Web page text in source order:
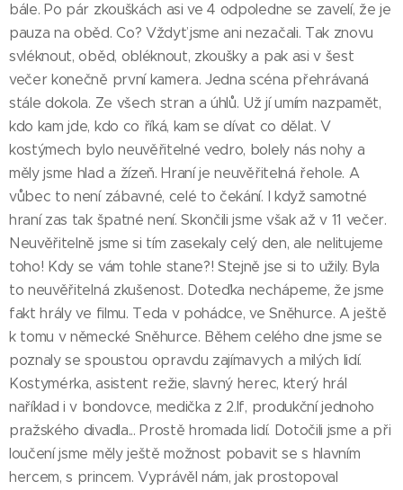
bále. Po pár zkouškách asi ve 4 odpoledne se zavelí, že je
pauza na oběd. Co? Vždyť jsme ani nezačali. Tak znovu
svléknout, oběd, obléknout, zkoušky a pak asi v šest
večer konečně první kamera. Jedna scéna přehrávaná
stále dokola. Ze všech stran a úhlů. Už jí umím nazpamět,
kdo kam jde, kdo co říká, kam se dívat co dělat. V
kostýmech bylo neuvěřitelné vedro, bolely nás nohy a
měly jsme hlad a žízeň. Hraní je neuvěřitelná řehole. A
vůbec to není zábavné, celé to čekání. I když samotné
hraní zas tak špatné není. Skončili jsme však až v 11 večer.
Neuvěřitelně jsme si tím zasekaly celý den, ale nelitujeme
toho! Kdy se vám tohle stane?! Stejně jse si to užily. Byla
to neuvěřitelná zkušenost. Doteďka nechápeme, že jsme
fakt hrály ve filmu. Teda v pohádce, ve Sněhurce. A ještě
k tomu v německé Sněhurce. Během celého dne jsme se
poznaly se spoustou opravdu zajímavych a milých lidí.
Kostymérka, asistent režie, slavný herec, který hrál
naříklad i v bondovce, medička z 2.lf, produkční jednoho
pražského divadla... Prostě hromada lidí. Dotočili jsme a při
loučení jsme měly ještě možnost pobavit se s hlavním
hercem, s princem. Vyprávěl nám, jak prostopoval